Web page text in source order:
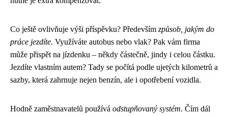
Co ještě ovlivňuje výši příspěvku? Především způsob, jakým do
práce jezdíte. Využíváte autobus nebo vlak? Pak vám firma
může přispět na jízdenku – někdy částečně, jindy i celou částku.
Jezdíte vlastním autem? Tady se počítá podle ujetých kilometrů a
sazby, která zahrnuje nejen benzín, ale i opotřebení vozidla.
Hodně zaměstnavatelů používá odstupňovaný systém. Čím dál